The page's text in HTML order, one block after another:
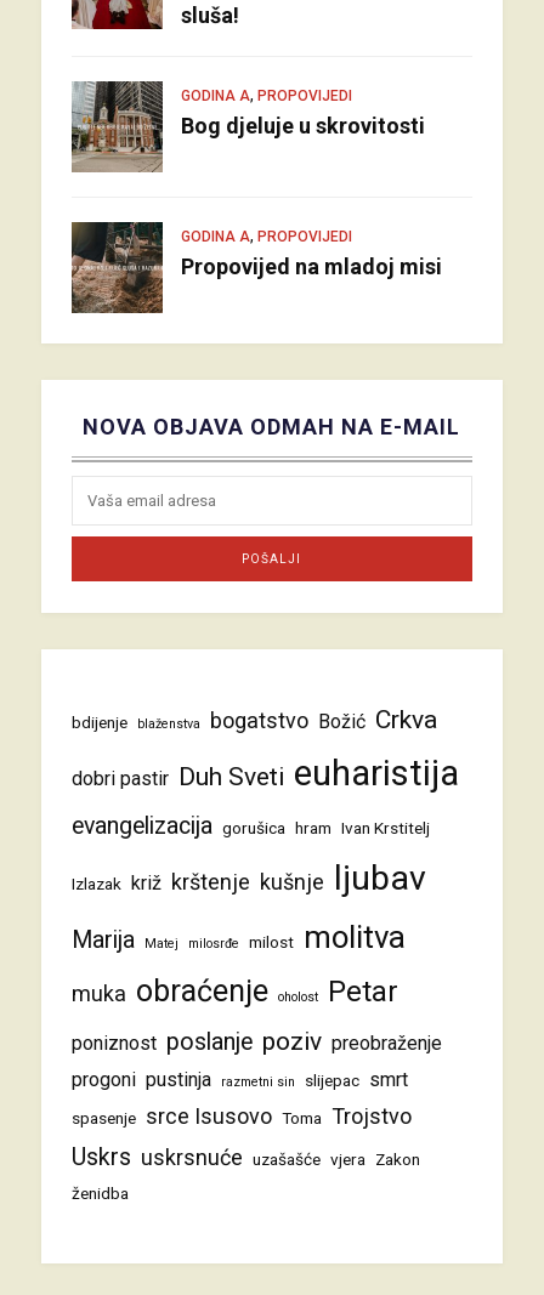
sluša!
GODINA A, PROPOVIJEDI
Bog djeluje u skrovitosti
GODINA A, PROPOVIJEDI
Propovijed na mladoj misi
NOVA OBJAVA ODMAH NA E-MAIL
bdijenje blaženstva bogatstvo Božić Crkva
dobri pastir Duh Sveti euharistija
evangelizacija gorušica hram Ivan Krstitelj
Izlazak križ krštenje kušnje ljubav
Marija Matej milosrđe milost molitva
muka obraćenje oholost Petar
poniznost poslanje poziv preobraženje
progoni pustinja razmetni sin slijepac smrt
spasenje srce Isusovo Toma Trojstvo
Uskrs uskrsnuće uzašašće vjera
Zakon
ženidba